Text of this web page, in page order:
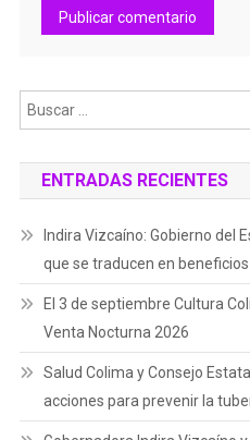
ENTRADAS RECIENTES
Indira Vizcaíno: Gobierno del
que se traducen en
El 3 de septiembre Cultura
Venta Nocturna 2026
Salud Colima y Consejo
acciones para prevenir la